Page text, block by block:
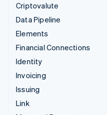
Criptovalute
Data Pipeline
Elements
Financial Connections
Identity
Invoicing
Issuing
Link